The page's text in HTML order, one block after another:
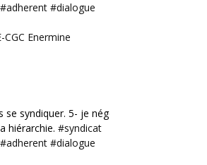
#adherent #dialogue
Enermine
syndiquer. 5- je négocie
hiérarchie. #syndicat
#adherent #dialogue